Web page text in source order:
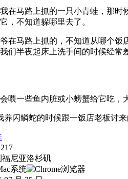
在马路上抓的一只小青蛙，那时
，不知道躲哪里去了。
在马路上抓的，不知道从哪个饭
们半夜起床上洗手间的时候经
喂一些鱼内脏或小螃蟹给它吃，
养闪鳞蛇的时候跟一饭店老板讨
福尼亚洛杉矶